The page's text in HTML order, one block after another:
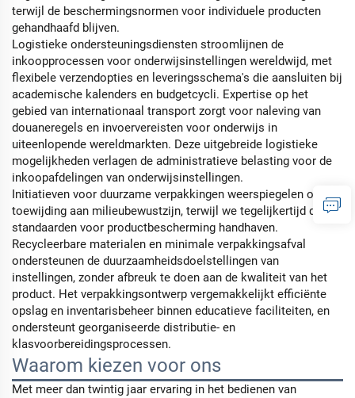
terwijl de beschermingsnormen voor individuele producten
gehandhaafd blijven.
Logistieke ondersteuningsdiensten stroomlijnen de
inkoopprocessen voor onderwijsinstellingen wereldwijd, met
flexibele verzendopties en leveringsschema's die aansluiten bij
academische kalenders en budgetcycli. Expertise op het
gebied van internationaal transport zorgt voor naleving van
douaneregels en invoervereisten voor onderwijs in
uiteenlopende wereldmarkten. Deze uitgebreide logistieke
mogelijkheden verlagen de administratieve belasting voor de
inkoopafdelingen van onderwijsinstellingen.
Initiatieven voor duurzame verpakkingen weerspiegelen onze
toewijding aan milieubewustzijn, terwijl we tegelijkertijd de
standaarden voor productbescherming handhaven.
Recycleerbare materialen en minimale verpakkingsafval
ondersteunen de duurzaamheidsdoelstellingen van
instellingen, zonder afbreuk te doen aan de kwaliteit van het
product. Het verpakkingsontwerp vergemakkelijkt efficiënte
opslag en inventarisbeheer binnen educatieve faciliteiten, en
ondersteunt georganiseerde distributie- en
klasvoorbereidingsprocessen.
Waarom kiezen voor ons
Met meer dan twintig jaar ervaring in het bedienen van